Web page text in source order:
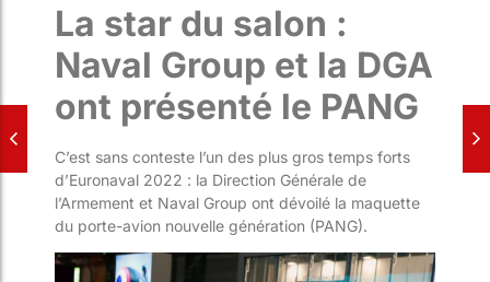
La star du salon :
Naval Group et la DGA
ont présenté le PANG
C’est sans conteste l’un des plus gros temps forts
d’Euronaval 2022 : la Direction Générale de
l’Armement et Naval Group ont dévoilé la maquette
du porte-avion nouvelle génération (PANG).